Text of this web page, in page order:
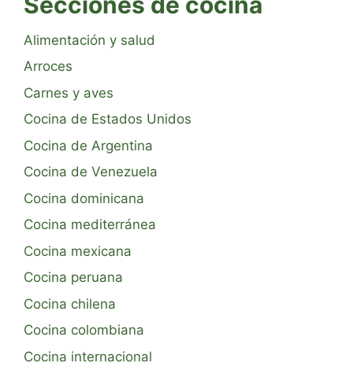
Alimentación y salud
Arroces
Carnes y aves
Cocina de Estados Unidos
Cocina de Argentina
Cocina de Venezuela
Cocina dominicana
Cocina mediterránea
Cocina mexicana
Cocina peruana
Cocina chilena
Cocina colombiana
Cocina internacional